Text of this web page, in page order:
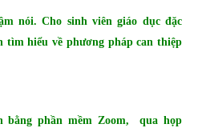
nói. Cho sinh viên giáo dục đặc
hiểu về phương pháp can thiệp
bằng phần mềm Zoom, qua họp